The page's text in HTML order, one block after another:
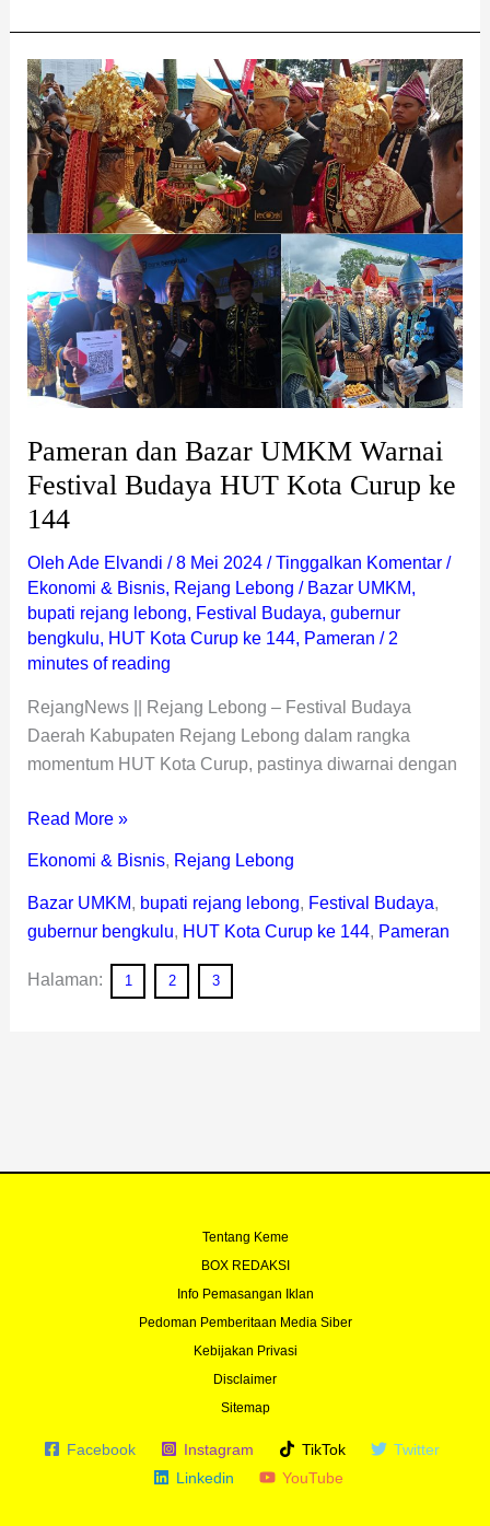
Pameran dan Bazar UMKM Warnai
Festival Budaya HUT Kota Curup ke
144
Oleh Ade Elvandi /8 Mei 2024 /Tinggalkan Komentar /
Ekonomi & Bisnis, Rejang Lebong / Bazar UMKM,
bupati rejang lebong, Festival Budaya, gubernur
bengkulu, HUT Kota Curup ke 144, Pameran / 2
minutes of reading
RejangNews || Rejang Lebong – Festival Budaya
Daerah Kabupaten Rejang Lebong dalam rangka
momentum HUT Kota Curup, pastinya diwarnai dengan
Pameran
dan
Bazar
UMKM
Warnai
Festival
Budaya
HUT
Kota
Curup
ke
144
Read More »
Ekonomi & Bisnis, Rejang Lebong
Bazar UMKM, bupati rejang lebong, Festival Budaya,
gubernur bengkulu, HUT Kota Curup ke 144, Pameran
Halaman: 1 2 3
Tentang Keme
BOX REDAKSI
Info Pemasangan Iklan
Pedoman Pemberitaan Media Siber
Kebijakan Privasi
Disclaimer
Sitemap
Facebook Instagram TikTok
Twitter
Linkedin
YouTube